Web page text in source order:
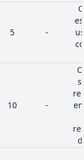
5 -
10 -